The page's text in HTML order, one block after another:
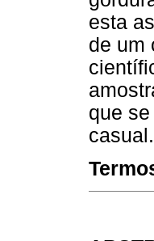
esta
de um
que
casual.